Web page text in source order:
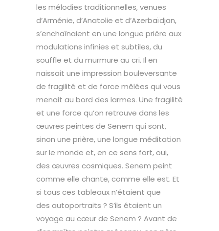
les mélodies traditionnelles, venues
d’Arménie, d’Anatolie et d’Azerbaïdjan,
s’enchaînaient en une longue prière aux
modulations infinies et subtiles, du
souffle et du murmure au cri. Il en
naissait une impression bouleversante
de fragilité et de force mêlées qui vous
menait au bord des larmes. Une fragilité
et une force qu’on retrouve dans les
œuvres peintes de Senem qui sont,
sinon une prière, une longue méditation
sur le monde et, en ce sens fort, oui,
des œuvres cosmiques. Senem peint
comme elle chante, comme elle est. Et
si tous ces tableaux n’étaient que
des autoportraits ? S’ils étaient un
voyage au cœur de Senem ? Avant de